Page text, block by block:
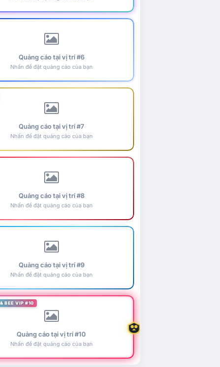
Quảng cáo tại vị trí #6
Nhấn để đặt quảng cáo của bạn
Quảng cáo tại vị trí #7
Nhấn để đặt quảng cáo của bạn
Quảng cáo tại vị trí #8
Nhấn để đặt quảng cáo của bạn
Quảng cáo tại vị trí #9
Nhấn để đặt quảng cáo của bạn
BEE VIP #10
Quảng cáo tại vị trí #10
Nhấn để đặt quảng cáo của bạn